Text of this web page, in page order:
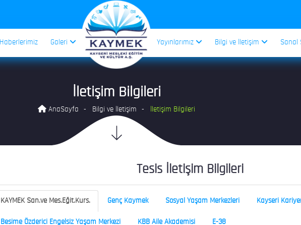
Haberlerimiz Galeri Yayınlarımız Bilgi ve İletişim Sanal
İletişim Bilgileri
AnaSayfa Bilgi ve İletişim İletişim Bilgileri
Tesis İletişim Bilgileri
KAYMEK San.ve Mes.Eğit.Kurs. Genç Kaymek Sosyal Yaşam Merkezleri Kayseri
Besime Özderici Engelsiz Yaşam Merkezi KBB Aile Akademisi E-38